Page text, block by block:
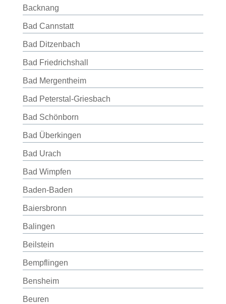
Backnang
Bad Cannstatt
Bad Ditzenbach
Bad Friedrichshall
Bad Mergentheim
Bad Peterstal-Griesbach
Bad Schönborn
Bad Überkingen
Bad Urach
Bad Wimpfen
Baden-Baden
Baiersbronn
Balingen
Beilstein
Bempflingen
Bensheim
Beuren